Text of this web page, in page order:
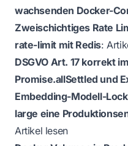
wachsenden Docker-
Zweischichtiges Rate
rate-limit mit Redis:
DSGVO Art. 17 korrekt
Promise.allSettled und
Embedding-Modell-
large eine
Artikel lesen